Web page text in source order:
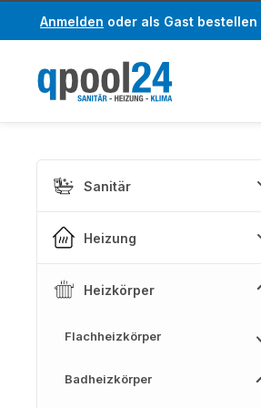
Hauptinhalt springen
Zur Suche springen
Anmelden oder als Gast bestellen
Sanitär
Heizung
Heizkörper
Flachheizkörper
Badheizkörper